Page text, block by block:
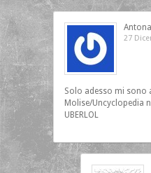
Antona
27
Solo adesso mi sono
Molise/Uncyclopedia
UBERLOL